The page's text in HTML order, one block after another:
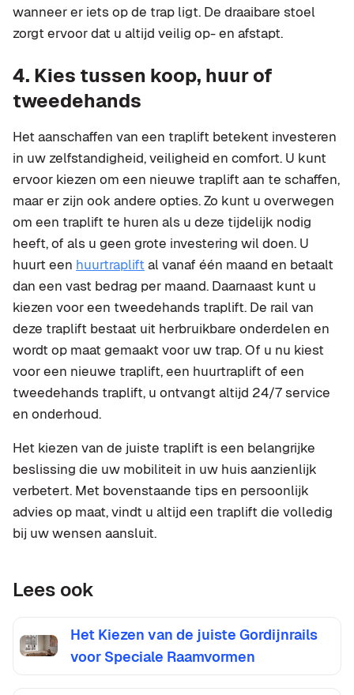
wanneer er iets op de trap ligt. De draaibare stoel
zorgt ervoor dat u altijd veilig op- en afstapt.
4. Kies tussen koop, huur of
tweedehands
Het aanschaffen van een traplift betekent investeren
in uw zelfstandigheid, veiligheid en comfort. U kunt
ervoor kiezen om een nieuwe traplift aan te schaffen,
maar er zijn ook andere opties. Zo kunt u overwegen
om een traplift te huren als u deze tijdelijk nodig
heeft, of als u geen grote investering wil doen. U
huurt een huurtraplift al vanaf één maand en betaalt
dan een vast bedrag per maand. Daarnaast kunt u
kiezen voor een tweedehands traplift. De rail van
deze traplift bestaat uit herbruikbare onderdelen en
wordt op maat gemaakt voor uw trap. Of u nu kiest
voor een nieuwe traplift, een huurtraplift of een
tweedehands traplift, u ontvangt altijd 24/7 service
en onderhoud.
Het kiezen van de juiste traplift is een belangrijke
beslissing die uw mobiliteit in uw huis aanzienlijk
verbetert. Met bovenstaande tips en persoonlijk
advies op maat, vindt u altijd een traplift die volledig
bij uw wensen aansluit.
Lees ook
Het Kiezen van de juiste Gordijnrails
voor Speciale Raamvormen